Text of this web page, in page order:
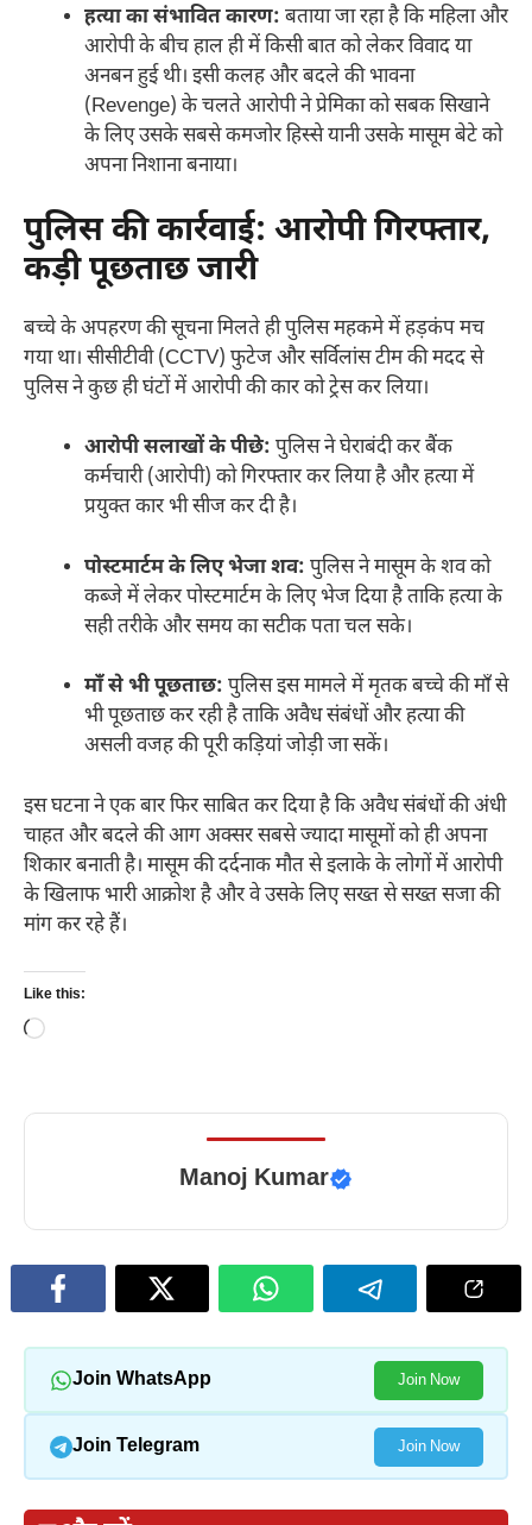
हत्या का संभावित कारण: बताया जा रहा है कि महिला और
आरोपी के बीच हाल ही में किसी बात को लेकर विवाद या
अनबन हुई थी। इसी कलह और बदले की भावना
(Revenge) के चलते आरोपी ने प्रेमिका को सबक सिखाने
के लिए उसके सबसे कमजोर हिस्से यानी उसके मासूम बेटे को
अपना निशाना बनाया।
पुलिस की कार्रवाई: आरोपी गिरफ्तार,
कड़ी पूछताछ जारी
बच्चे के अपहरण की सूचना मिलते ही पुलिस महकमे में हड़कंप मच
गया था। सीसीटीवी (CCTV) फुटेज और सर्विलांस टीम की मदद से
पुलिस ने कुछ ही घंटों में आरोपी की कार को ट्रेस कर लिया।
आरोपी सलाखों के पीछे: पुलिस ने घेराबंदी कर बैंक
कर्मचारी (आरोपी) को गिरफ्तार कर लिया है और हत्या में
प्रयुक्त कार भी सीज कर दी है।
पोस्टमार्टम के लिए भेजा शव: पुलिस ने मासूम के शव को
कब्जे में लेकर पोस्टमार्टम के लिए भेज दिया है ताकि हत्या के
सही तरीके और समय का सटीक पता चल सके।
माँ से भी पूछताछ: पुलिस इस मामले में मृतक बच्चे की माँ से
भी पूछताछ कर रही है ताकि अवैध संबंधों और हत्या की
असली वजह की पूरी कड़ियां जोड़ी जा सकें।
इस घटना ने एक बार फिर साबित कर दिया है कि अवैध संबंधों की अंधी
चाहत और बदले की आग अक्सर सबसे ज्यादा मासूमों को ही अपना
शिकार बनाती है। मासूम की दर्दनाक मौत से इलाके के लोगों में आरोपी
के खिलाफ भारी आक्रोश है और वे उसके लिए सख्त से सख्त सजा की
मांग कर रहे हैं।
Like this:
Loading…
Manoj Kumar
Join WhatsApp Join Now
Join Telegram Join Now